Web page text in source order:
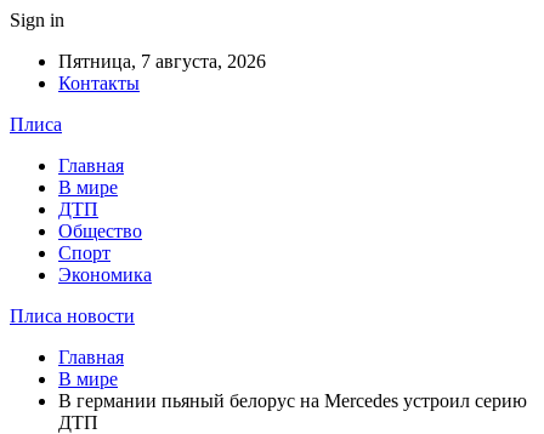
Sign in
Пятница, 7 августа, 2026
Контакты
Плиса
Главная
В мире
ДТП
Общество
Спорт
Экономика
Плиса новости
Главная
В мире
В германии пьяный белорус на Mercedes устроил серию
ДТП